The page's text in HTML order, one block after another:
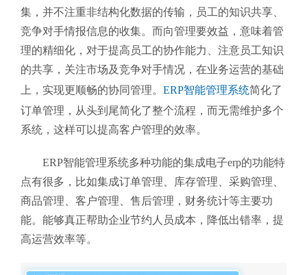
集，并不注重非结构化数据的传输，员工的知识共享、
竞争对手情报信息的收集。而向管理要效益，意味着管
理的精细化，对于提高员工的协作能力、注意员工知识
的共享，关注市场及竞争对手情况，在业务运营的基础
上，实现更顺畅的协同管理。 ERP智能管理系统简化了
订单管理，从头到尾简化了整个流程，而无需维护多个
系统，这样可以提高客户管理的效率。
ERP智能管理系统多种功能的集成电子erp的功能特
点有很多，比如集成订单管理、库存管理、采购管理、
商品管理、客户管理、售后管理，财务统计等主要功
能。能够真正帮助企业节约人员成本，降低出错率，提
高运营效率等。